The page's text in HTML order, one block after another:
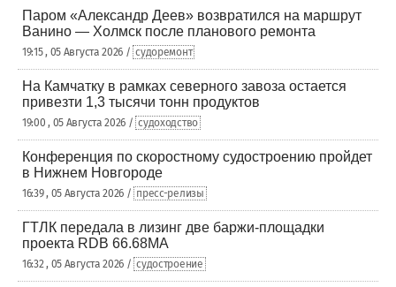
Паром «Александр Деев» возвратился на маршрут
Ванино — Холмск после планового ремонта
19:15 , 05 Августа 2026 / судоремонт
На Камчатку в рамках северного завоза остается
привезти 1,3 тысячи тонн продуктов
19:00 , 05 Августа 2026 / судоходство
Конференция по скоростному судостроению пройдет
в Нижнем Новгороде
16:39 , 05 Августа 2026 / пресс-релизы
ГТЛК передала в лизинг две баржи-площадки
проекта RDB 66.68МА
16:32 , 05 Августа 2026 / судостроение